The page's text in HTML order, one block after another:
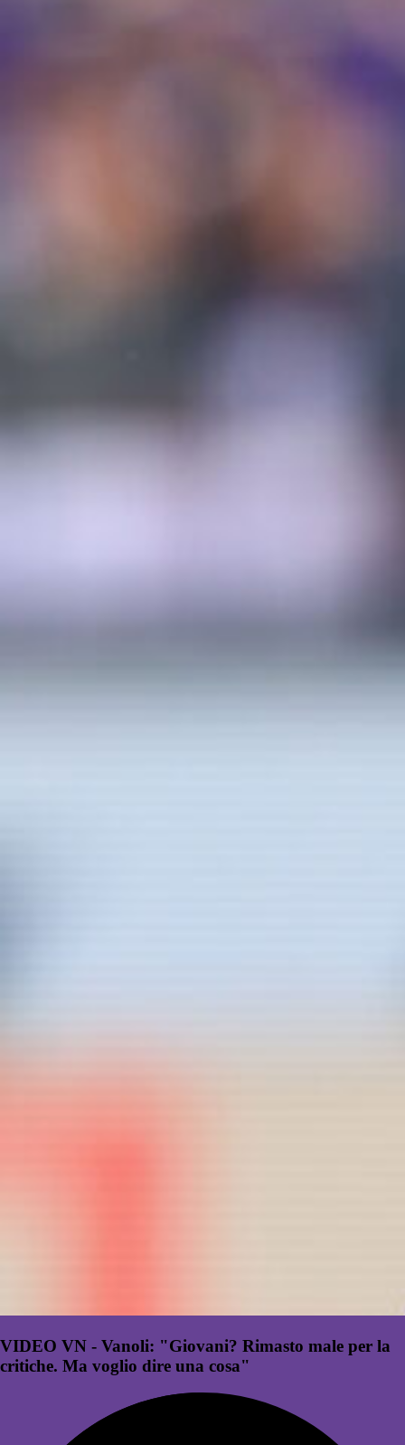
VIDEO VN - Vanoli: "Giovani? Rimasto male per la
critiche. Ma voglio dire una cosa"